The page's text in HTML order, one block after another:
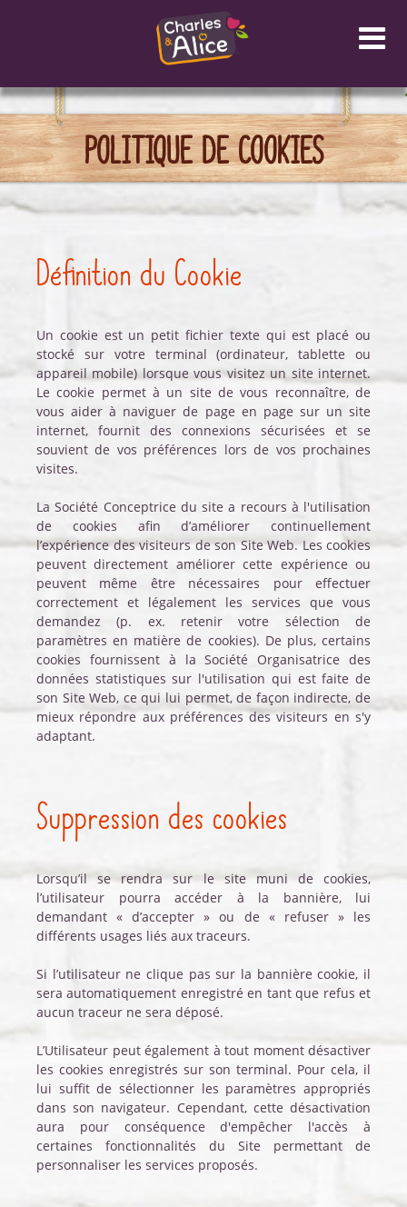
POLITIQUE DE COOKIES
Définition du Cookie
Un cookie est un petit fichier texte qui est placé ou
stocké sur votre terminal (ordinateur, tablette ou
appareil mobile) lorsque vous visitez un site internet.
Le cookie permet à un site de vous reconnaître, de
vous aider à naviguer de page en page sur un site
internet, fournit des connexions sécurisées et se
souvient de vos préférences lors de vos prochaines
visites.
La Société Conceptrice du site a recours à l'utilisation
de cookies afin d’améliorer continuellement
l’expérience des visiteurs de son Site Web. Les cookies
peuvent directement améliorer cette expérience ou
peuvent même être nécessaires pour effectuer
correctement et légalement les services que vous
demandez (p. ex. retenir votre sélection de
paramètres en matière de cookies). De plus, certains
cookies fournissent à la Société Organisatrice des
données statistiques sur l'utilisation qui est faite de
son Site Web, ce qui lui permet, de façon indirecte, de
mieux répondre aux préférences des visiteurs en s'y
adaptant.
Suppression des cookies
Lorsqu’il se rendra sur le site muni de cookies,
l’utilisateur pourra accéder à la bannière, lui
demandant « d’accepter » ou de « refuser » les
différents usages liés aux traceurs.
Si l’utilisateur ne clique pas sur la bannière cookie, il
sera automatiquement enregistré en tant que refus et
aucun traceur ne sera déposé.
L’Utilisateur peut également à tout moment désactiver
les cookies enregistrés sur son terminal. Pour cela, il
lui suffit de sélectionner les paramètres appropriés
dans son navigateur. Cependant, cette désactivation
aura pour conséquence d'empêcher l'accès à
certaines fonctionnalités du Site permettant de
personnaliser les services proposés.
Panneau de gestion des cookies